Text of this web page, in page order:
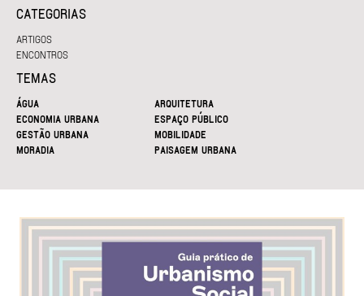
CATEGORIAS
ARTIGOS
ENCONTROS
TEMAS
ÁGUA
ARQUITETURA
ECONOMIA URBANA
ESPAÇO PÚBLICO
GESTÃO URBANA
MOBILIDADE
MORADIA
PAISAGEM URBANA